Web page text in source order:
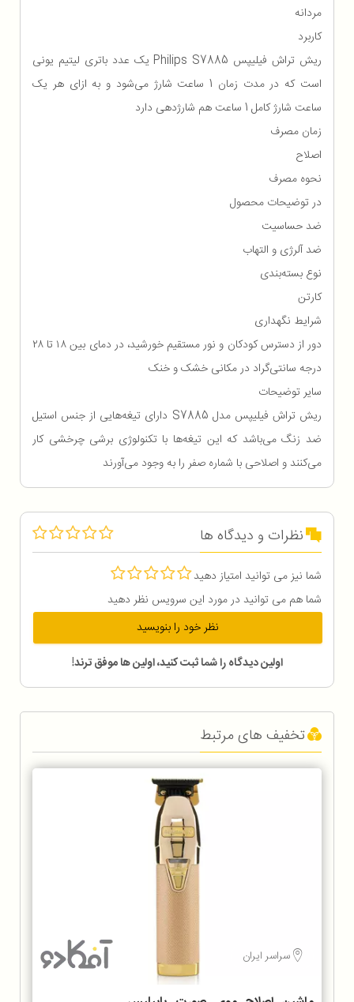
مردانه
کاربرد
ریش تراش فیلیپس Philips S7885 یک عدد باتری لیتیم یونی
است که در مدت زمان 1 ساعت شارژ می‌شود و به ازای هر یک
ساعت شارژ کامل 1 ساعت هم شارژدهی دارد
زمان مصرف
اصلاح
نحوه مصرف
در توضیحات محصول
ضد حساسیت
ضد آلرژی و التهاب
نوع بسته‌بندی
کارتن
شرایط نگهداری
دور از دسترس کودکان و نور مستقیم خورشید، در دمای بین ۱۸ تا ۲۸
درجه سانتی‌گراد در مکانی خشک و خنک
سایر توضیحات
ریش تراش فیلیپس مدل S7885 دارای تیغه‌هایی از جنس استیل
ضد زنگ می‌باشد که این تیغه‌ها با تکنولوژی برشی چرخشی کار
می‌کنند و اصلاحی با شماره صفر را به وجود می‌آورند
نظرات و دیدگاه ها
شما نیز می توانید امتیاز دهید
شما هم می توانید در مورد این سرویس نظر دهید
نظر خود را بنویسید
اولین دیدگاه را شما ثبت کنید، اولین ها موفق ترند!
تخفیف های مرتبط
سراسر ایران